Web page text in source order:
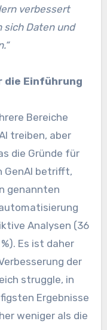
verbessert
sich Daten und
die Einführung
Bereiche
treiben, aber
die Gründe für
GenAI betrifft,
genannten
Analysen (36
Es ist daher
der
struggle, in
Ergebnisse
weniger als die